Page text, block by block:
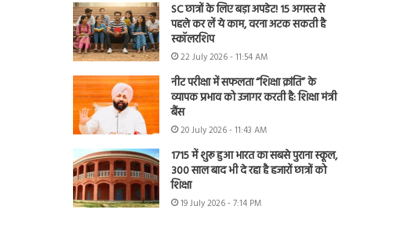
SC छात्रों के लिए बड़ा अपडेट! 15 अगस्त से
पहले कर लें ये काम, वरना अटक सकती है
स्कॉलरशिप
22 July 2026 - 11:54 AM
नीट परीक्षा में सफलता “शिक्षा क्रांति” के
व्यापक प्रभाव को उजागर करती है: शिक्षा मंत्री
बैंस
20 July 2026 - 11:43 AM
1715 में शुरू हुआ भारत का सबसे पुराना स्कूल,
300 साल बाद भी दे रहा है हजारों छात्रों को
शिक्षा
19 July 2026 - 7:14 PM